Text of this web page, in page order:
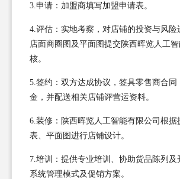
3.申请：加盟商填写加盟申请表。
4.评估：实地考察，对店铺的投资与风险
店面商圈图及平面图提交陕西晖览人工
核。
5.签约：双方达成协议，签具零售商合同
金，并配送相关店铺评营运资料。
6.装修：陕西晖览人工智能有限公司根据
表、平面图进行店铺设计。
7.培训：提供专业培训、协助货品陈列及
系统管理模式及促销方案。